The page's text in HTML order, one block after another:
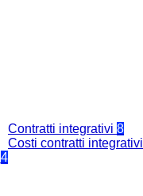
Contratti integrativi 8
Costi contratti integrativi
4